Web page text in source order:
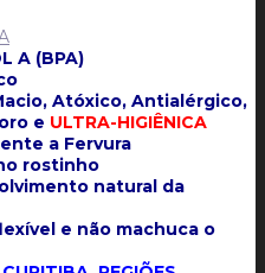
A (BPA)
Atóxico, Antialérgico,
e ULTRA-HIGIÊNICA
a Fervura
rostinho
natural da
e não machuca o